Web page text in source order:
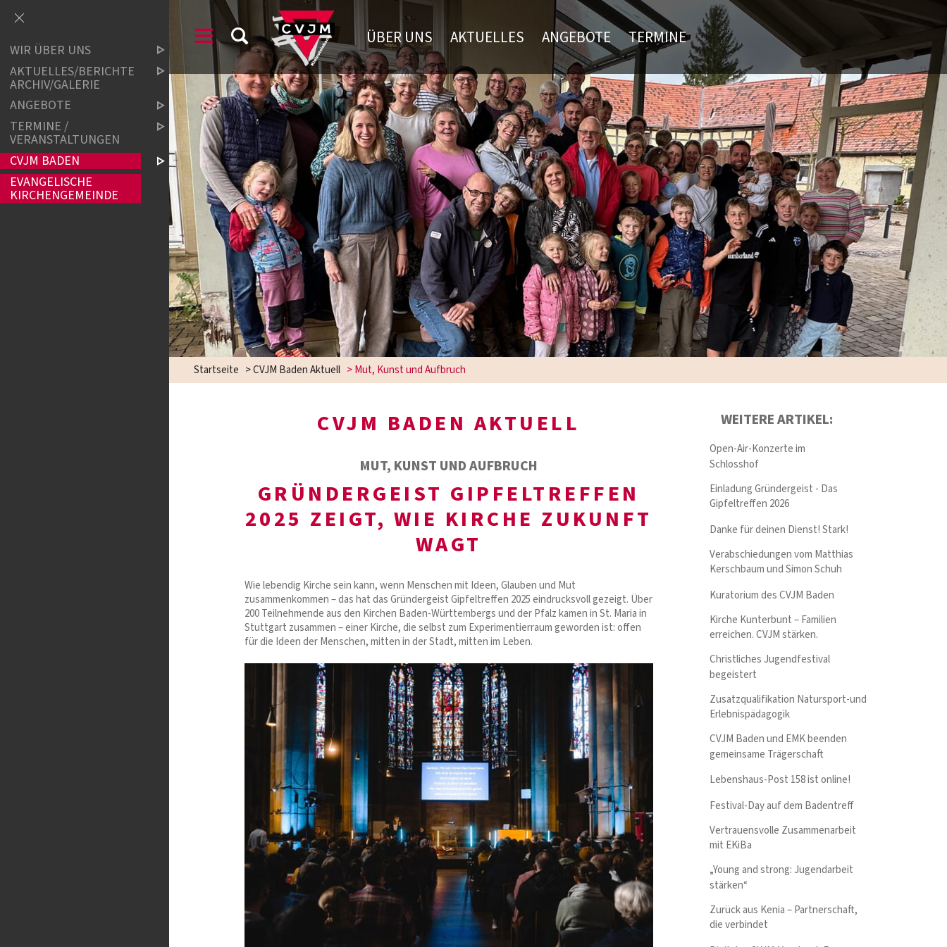
ÜBER UNS AKTUELLES ANGEBOTE TERMINE
Startseite >CVJM Baden Aktuell >Mut, Kunst und Aufbruch
CVJM BADEN AKTUELL
MUT, KUNST UND AUFBRUCH
GRÜNDERGEIST GIPFELTREFFEN
2025 ZEIGT, WIE KIRCHE ZUKUNFT
WAGT
Wie lebendig Kirche sein kann, wenn Menschen mit Ideen, Glauben und Mut
zusammenkommen – das hat das Gründergeist Gipfeltreffen 2025 eindrucksvoll gezeigt. Über
200 Teilnehmende aus den Kirchen Baden-Württembergs und der Pfalz kamen in St. Maria in
Stuttgart zusammen – einer Kirche, die selbst zum Experimentierraum geworden ist: offen
für die Ideen der Menschen, mitten in der Stadt, mitten im Leben.
WEITERE ARTIKEL:
Open-Air-Konzerte im
Schlosshof
Einladung Gründergeist - Das
Gipfeltreffen 2026
Danke für deinen Dienst! Stark!
Verabschiedungen vom Matthias
Kerschbaum und Simon Schuh
Kuratorium des CVJM Baden
Kirche Kunterbunt – Familien
erreichen. CVJM stärken.
Christliches Jugendfestival
begeistert
Zusatzqualifikation Natursport-und
Erlebnispädagogik
CVJM Baden und EMK beenden
gemeinsame Trägerschaft
Lebenshaus-Post 158 ist online!
Festival-Day auf dem Badentreff
Vertrauensvolle Zusammenarbeit
mit EKiBa
„Young and strong: Jugendarbeit
stärken“
Zurück aus Kenia – Partnerschaft,
die verbindet
WIR ÜBER UNS
AKTUELLES/BERICHTE
ARCHIV/GALERIE
ANGEBOTE
TERMINE /
VERANSTALTUNGEN
CVJM BADEN
EVANGELISCHE
KIRCHENGEMEINDE